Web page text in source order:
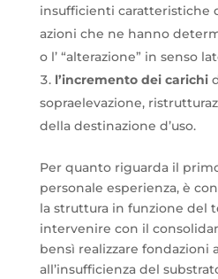
insufficienti caratteristiche
azioni che ne hanno
o l’ “alterazione” in senso
l’incremento dei carichi
sopraelevazione,
della destinazione d’uso.
Per quanto riguarda il
personale esperienza, è
la struttura in funzione del
intervenire con il
bensì realizzare fondazioni
all’insufficienza del